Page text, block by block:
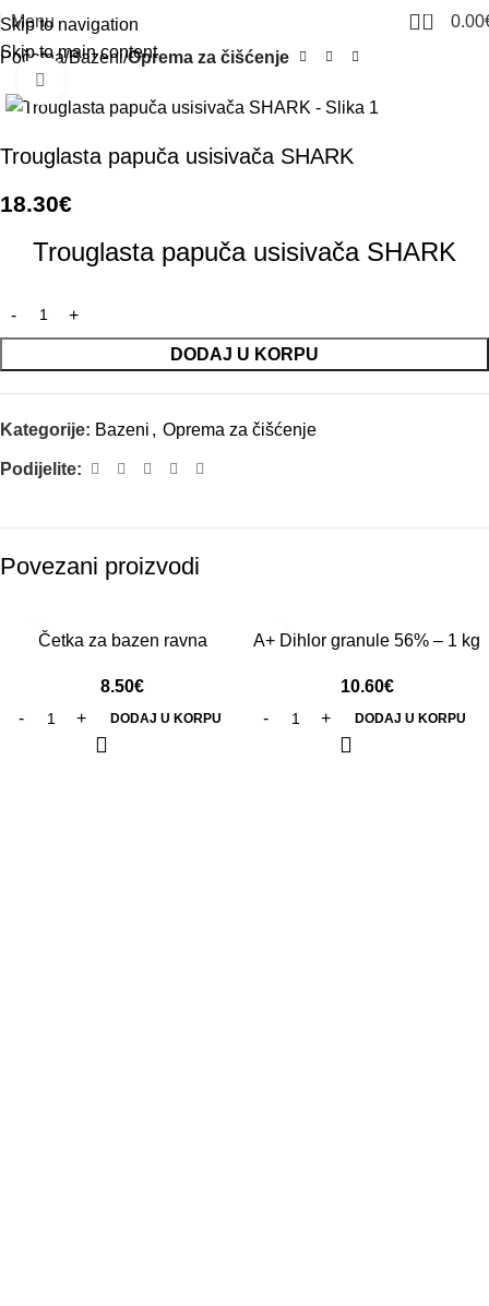
Skip to navigation
Skip to main content
Menu 0 0.00
Početna Bazeni Oprema za čišćenje
Trouglasta papuča usisivača SHARK
18.30€
Trouglasta papuča usisivača SHARK
DODAJ U KORPU
Kategorije: Bazeni , Oprema za čišćenje
Podijelite:
Povezani proizvodi
Četka za bazen ravna
8.50€
DODAJ U KORPU
A+ Dihlor granule 56% – 1 kg
10.60€
DODAJ U KORPU